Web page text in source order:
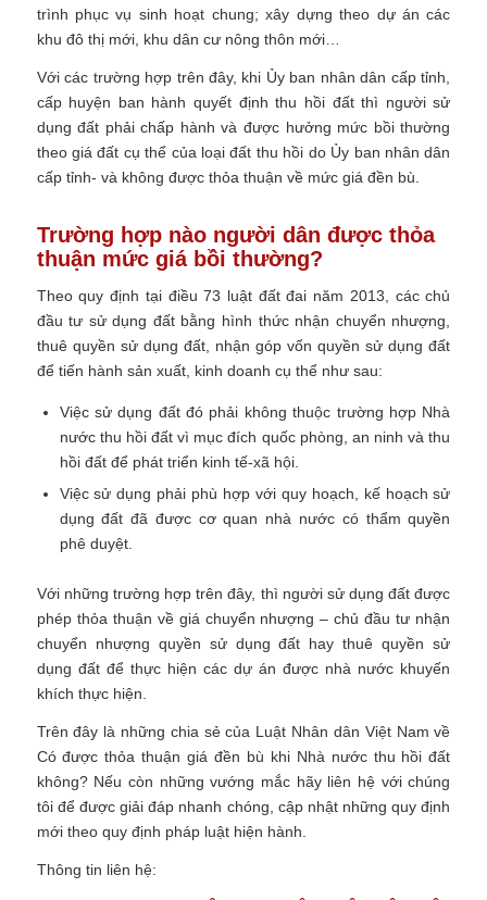
trình phục vụ sinh hoạt chung; xây dựng theo dự án các
khu đô thị mới, khu dân cư nông thôn mới…
Với các trường hợp trên đây, khi Ủy ban nhân dân cấp tỉnh,
cấp huyện ban hành quyết định thu hồi đất thì người sử
dụng đất phải chấp hành và được hưởng mức bồi thường
theo giá đất cụ thể của loại đất thu hồi do Ủy ban nhân dân
cấp tỉnh- và không được thỏa thuận về mức giá đền bù.
Trường hợp nào người dân được thỏa
thuận mức giá bồi thường?
Theo quy định tại điều 73 luật đất đai năm 2013, các chủ
đầu tư sử dụng đất bằng hình thức nhận chuyển nhượng,
thuê quyền sử dụng đất, nhận góp vốn quyền sử dụng đất
để tiến hành sản xuất, kinh doanh cụ thể như sau:
Việc sử dụng đất đó phải không thuộc trường hợp Nhà
nước thu hồi đất vì mục đích quốc phòng, an ninh và thu
hồi đất để phát triển kinh tế-xã hội.
Việc sử dụng phải phù hợp với quy hoạch, kế hoạch sử
dụng đất đã được cơ quan nhà nước có thẩm quyền
phê duyệt.
Với những trường hợp trên đây, thì người sử dụng đất được
phép thỏa thuận về giá chuyển nhượng – chủ đầu tư nhận
chuyển nhượng quyền sử dụng đất hay thuê quyền sử
dụng đất để thực hiện các dự án được nhà nước khuyến
khích thực hiện.
Trên đây là những chia sẻ của Luật Nhân dân Việt Nam về
Có được thỏa thuận giá đền bù khi Nhà nước thu hồi đất
không?Nếu còn những vướng mắc hãy liên hệ với chúng
tôi để được giải đáp nhanh chóng, cập nhật những quy định
mới theo quy định pháp luật hiện hành.
Thông tin liên hệ: